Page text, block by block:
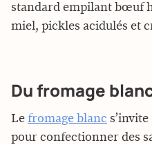
standard empilant bœuf
miel, pickles acidulés et
Du fromage
Le fromage blanc
pour confectionner des